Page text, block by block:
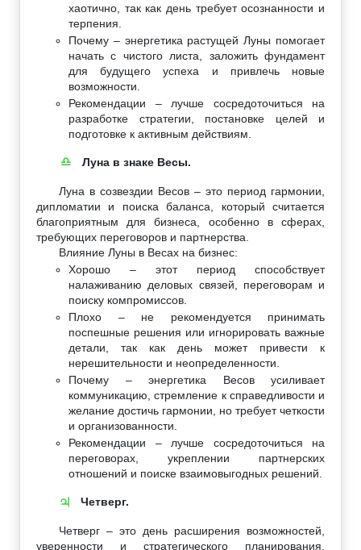
хаотично, так как день требует осознанности и
терпения.
Почему – энергетика растущей Луны помогает
начать с чистого листа, заложить фундамент
для будущего успеха и привлечь новые
возможности.
Рекомендации – лучше сосредоточиться на
разработке стратегии, постановке целей и
подготовке к активным действиям.
♎ Луна в знаке Весы.
Луна в созвездии Весов – это период гармонии,
дипломатии и поиска баланса, который считается
благоприятным для бизнеса, особенно в сферах,
требующих переговоров и партнерства.
Влияние Луны в Весах на бизнес:
Хорошо – этот период способствует
налаживанию деловых связей, переговорам и
поиску компромиссов.
Плохо – не рекомендуется принимать
поспешные решения или игнорировать важные
детали, так как день может привести к
нерешительности и неопределенности.
Почему – энергетика Весов усиливает
коммуникацию, стремление к справедливости и
желание достичь гармонии, но требует четкости
и организованности.
Рекомендации – лучше сосредоточиться на
переговорах, укреплении партнерских
отношений и поиске взаимовыгодных решений.
♃ Четверг.
Четверг – это день расширения возможностей,
уверенности и стратегического планирования,